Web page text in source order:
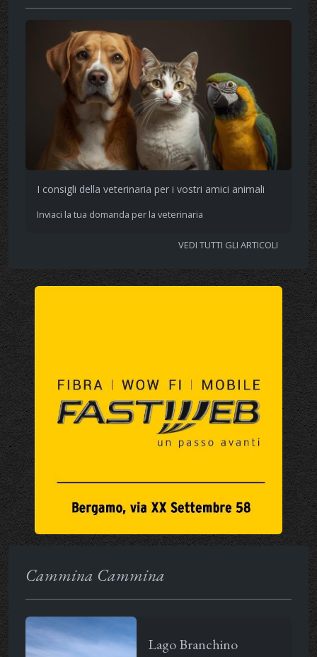
I consigli della veterinaria per i vostri amici animali
Inviaci la tua domanda per la veterinaria
VEDI TUTTI GLI ARTICOLI
Cammina Cammina
Lago Branchino